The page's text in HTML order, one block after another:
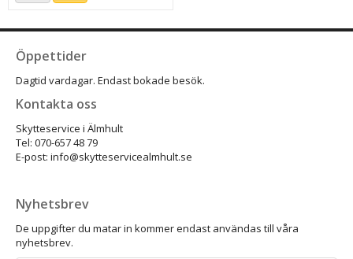
Öppettider
Dagtid vardagar. Endast bokade besök.
Kontakta oss
Skytteservice i Älmhult
Tel: 070-657 48 79
E-post: info@skytteservicealmhult.se
Nyhetsbrev
De uppgifter du matar in kommer endast användas till våra
nyhetsbrev.